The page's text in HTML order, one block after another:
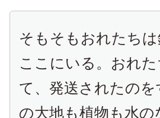
そもそもおれたち
ここにいる。おれ
て、発送されたの
の大地も植物も水